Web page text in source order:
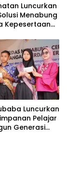
Luncurkan
Menabung
Kepesertaan
Luncurkan
Pelajar
Generasi